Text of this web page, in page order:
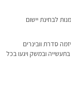
לבחינת יישום
סדרת וובינרים
ובמשק ויגעו בכל